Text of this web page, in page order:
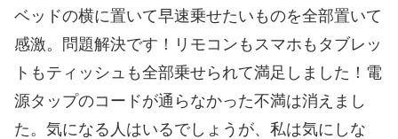
ベッドの横に置いて早速乗せたいものを全部置いて
感激。問題解決です！リモコンもスマホもタブレッ
トもティッシュも全部乗せられて満足しました！電
源タップのコードが通らなかった不満は消えまし
た。気になる人はいるでしょうが、私は気にしな